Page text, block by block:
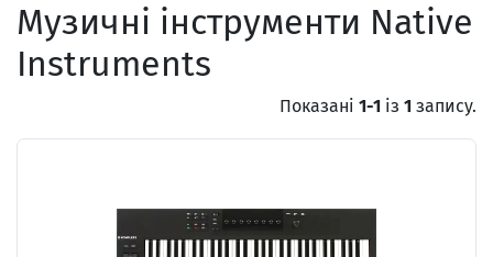
Музичні інструменти Native
Instruments
Показані 1-1 із 1 запису.